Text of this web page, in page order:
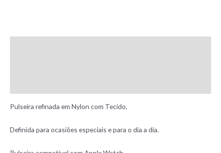
Pulseira refinada em Nylon com Tecido.
Definida para ocasiões especiais e para o dia a dia.